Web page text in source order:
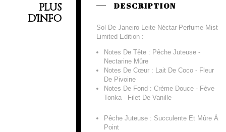
PLUS
D'INFO
DESCRIPTION
Sol De Janeiro Leite Néctar Perfume Mist
Limited Edition :
Notes De Tête : Pêche Juteuse -
Nectarine Mûre
Notes De Cœur : Lait De Coco - Fleur
De Pivoine
Notes De Fond : Crème Douce - Fève
Tonka - Filet De Vanille
Pêche Juteuse : Succulente Et Mûre À
Point